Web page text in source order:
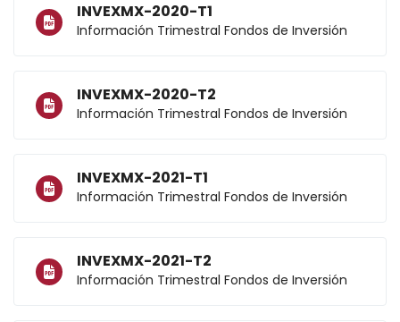
INVEXMX-2020-T1
Información Trimestral Fondos de Inversión
INVEXMX-2020-T2
Información Trimestral Fondos de Inversión
INVEXMX-2021-T1
Información Trimestral Fondos de Inversión
INVEXMX-2021-T2
Información Trimestral Fondos de Inversión